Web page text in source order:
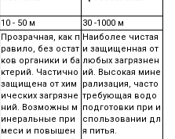
10 - 50 м
30 -1000 м
Прозрачная, как п
равило, без остат
ков органики и ба
ктерий. Частично
защищена от хим
ических загрязне
ний. Возможны м
инеральные при
меси и повышен
Наиболее чистая
и защищенная от
любых загрязнен
ий. Высокая мине
рализация, часто
требующая водо
подготовки при и
спользовании дл
я питья.